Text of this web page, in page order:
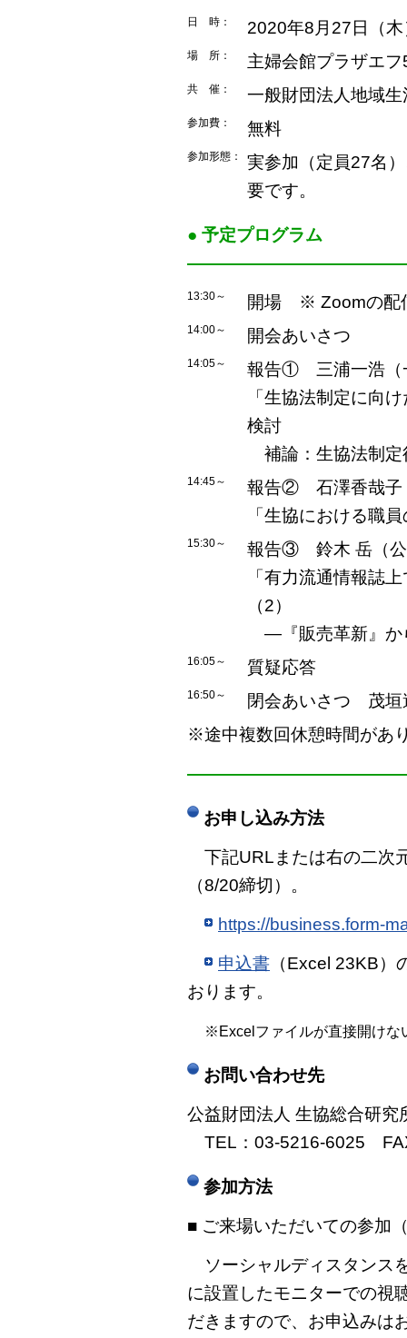
日 時： 2020年8月27日（
場 所： 主婦会館プラザエ
共 催： 一般財団法人地域
参加費： 無料
参加形態：
実参加（定員27名
要です。
● 予定プログラム
13:30～ 開場 ※ Zoomの配
14:00～ 開会あいさつ
14:05～
報告① 三浦一浩（
「生協法制定に向
検討
補論：生協法制定
14:45～
報告② 石澤香哉子
「生協における職
15:30～
報告③ 鈴木 岳（公
「有力流通情報誌
（2）
―『販売革新』か
16:05～ 質疑応答
16:50～
閉会あいさつ 茂垣
※途中複数回休憩時間があ
お申し込み方法
下記URLまたは右の二次
（8/20締切）。
https://business.form-
申込書 （Excel 23KB
おります。
※Excelファイルが直接開けな
お問い合わせ先
公益財団法人 生協総合研
TEL：03-5216-6025
参加方法
■ ご来場いただいての参加
ソーシャルディスタンス
に設置したモニターでの視
だきますので、お申込みは